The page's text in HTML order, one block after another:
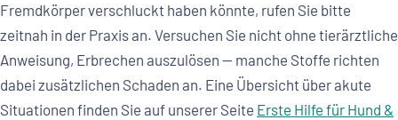
Fremdkörper verschluckt haben könnte, rufen Sie bitte
zeitnah in der Praxis an. Versuchen Sie nicht ohne tierärztliche
Anweisung, Erbrechen auszulösen — manche Stoffe richten
dabei zusätzlichen Schaden an. Eine Übersicht über akute
Situationen finden Sie auf unserer Seite Erste Hilfe für Hund &